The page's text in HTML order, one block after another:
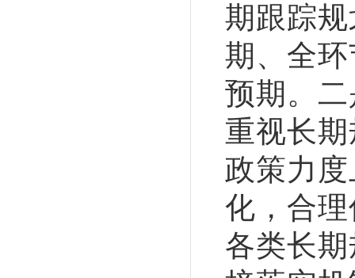
期跟踪
期、全
预期。
重视长
政策力
化，合
各类长